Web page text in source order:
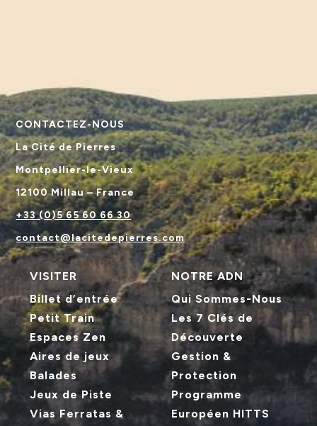
CONTACTEZ-NOUS
La Cité de Pierres
Montpellier-le-Vieux
12100 Millau – France
+33 (0)5 65 60 66 30
contact@lacitedepierres.com
VISITER
Billet d’entrée
Petit Train
Espaces Zen
Aires de jeux
Balades
Jeux de Piste
Vias Ferratas &
NOTRE ADN
Qui Sommes-Nous
Les 7 Clés de
Découverte
Gestion &
Protection
Programme
Européen HITTS